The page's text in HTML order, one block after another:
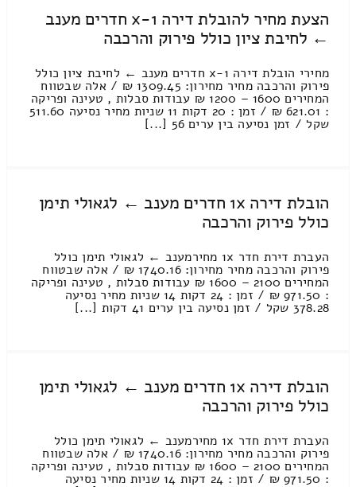
הצעת מחיר להובלת דירה 1-x חדרים מענב
← לחיבת ציון כולל פירוק והרכבה
מחירי הובלת דירה 1-x חדרים מענב ← לחיבת ציון כולל
פירוק והרכבה מחיר מחירון: 1309.45 ₪ / אלה שבטווח
המחירים 1600 – 1200 ₪ עבודות סבלות , טעינה ופריקה
: 621.01 ₪ / זמן : 20 דקות 11 שניות מחיר נסיעה 511.60
שקל / זמן נסיעה בין ערים 56 [...]
הובלת דירה 1x חדרים מענב ← לגאולי תימן
כולל פירוק והרכבה
העברת דירת חדר 1x מחירמענב ← לגאולי תימן כולל
פירוק והרכבה מחיר מחירון: 1740.16 ₪ / אלה שבטווח
המחירים 2100 – 1600 ₪ עבודות סבלות , טעינה ופריקה
: 971.50 ₪ / זמן : 24 דקות 14 שניות מחיר נסיעה
378.28 שקל / זמן נסיעה בין ערים 41 דקות [...]
הובלת דירה 1x חדרים מענב ← לגאולי תימן
כולל פירוק והרכבה
העברת דירת חדר 1x מחירמענב ← לגאולי תימן כולל
פירוק והרכבה מחיר מחירון: 1740.16 ₪ / אלה שבטווח
המחירים 2100 – 1600 ₪ עבודות סבלות , טעינה ופריקה
: 971.50 ₪ / זמן : 24 דקות 14 שניות מחיר נסיעה